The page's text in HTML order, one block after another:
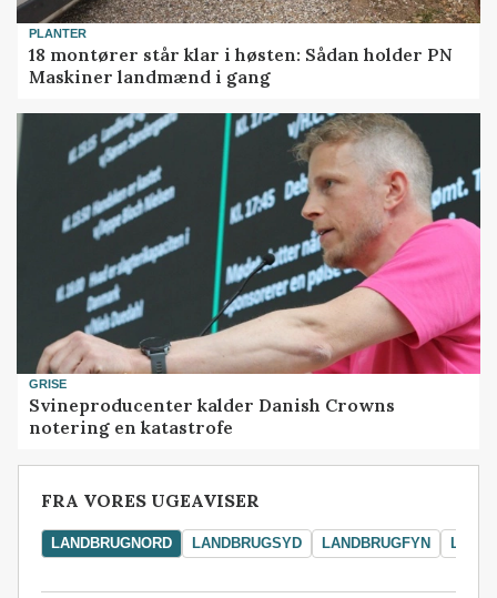
PLANTER
18 montører står klar i høsten: Sådan holder PN
Maskiner landmænd i gang
GRISE
Svineproducenter kalder Danish Crowns
notering en katastrofe
FRA VORES UGEAVISER
LANDBRUGNORD LANDBRUGSYD LANDBRUGFYN